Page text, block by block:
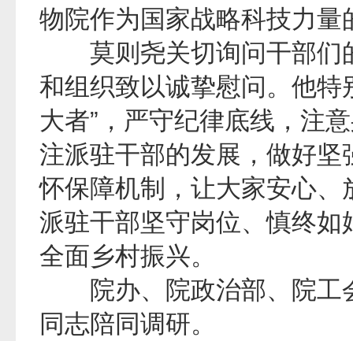
物院作为国家战略科技力
莫则尧关切询问干部们
和组织致以诚挚慰问。他特
大者”，严守纪律底线，注
注派驻干部的发展，做好坚
怀保障机制，让大家安心
派驻干部坚守岗位、慎终
全面乡村振兴。
院办、院政治部、院工
同志陪同调研。